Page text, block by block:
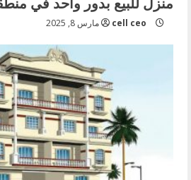
cell ceo مارس 8, 2025